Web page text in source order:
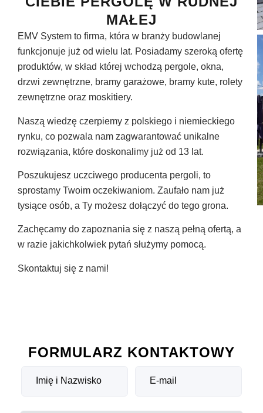
MAŁEJ
EMV System to firma, która w branży budowlanej
funkcjonuje już od wielu lat. Posiadamy szeroką ofertę
produktów, w skład której wchodzą pergole, okna,
drzwi zewnętrzne, bramy garażowe, bramy kute, rolety
zewnętrzne oraz moskitiery.
Naszą wiedzę czerpiemy z polskiego i niemieckiego
rynku, co pozwala nam zagwarantować unikalne
rozwiązania, które doskonalimy już od 13 lat.
Poszukujesz uczciwego producenta pergoli, to
sprostamy Twoim oczekiwaniom. Zaufało nam już
tysiące osób, a Ty możesz dołączyć do tego grona.
Zachęcamy do zapoznania się z naszą pełną ofertą, a
w razie jakichkolwiek pytań służymy pomocą.
Skontaktuj się z nami!
FORMULARZ KONTAKTOWY